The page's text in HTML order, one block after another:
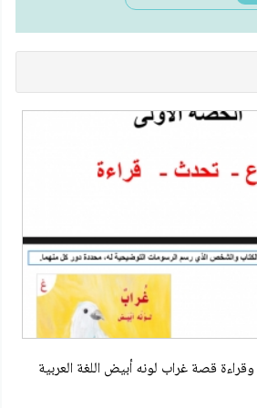
قصة غراب لونه أبيض اللغة العربية